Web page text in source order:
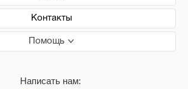
Контакты
Помощь
Написать нам: